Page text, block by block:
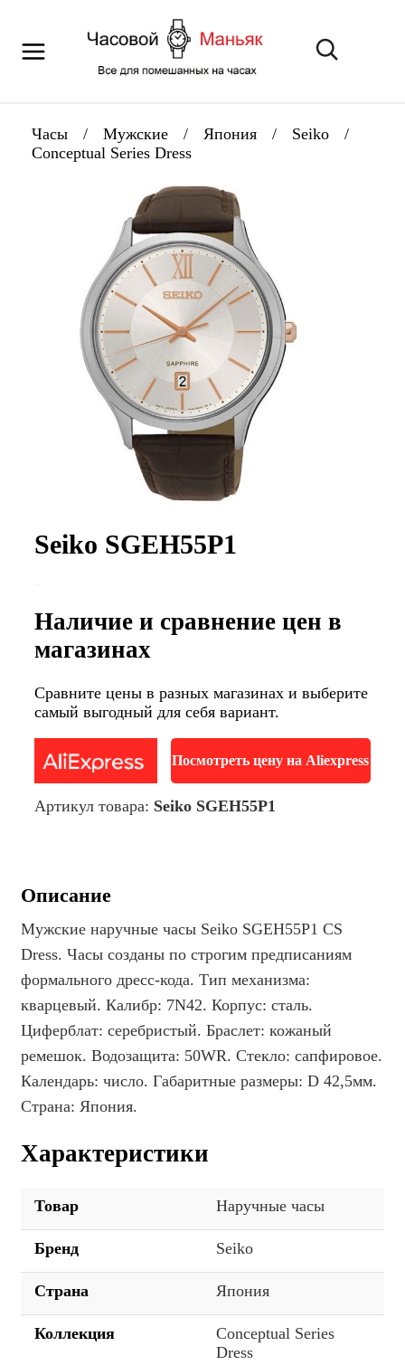
Часы / Мужские / Япония / Seiko
/
Conceptual Series Dress
Seiko SGEH55P1
Наличие и сравнение цен в
магазинах
Сравните цены в разных магазинах и выберите
самый выгодный для себя вариант.
Посмотреть цену на Aliexpress
Артикул товара: Seiko SGEH55P1
Описание
Мужские наручные часы Seiko SGEH55P1 CS
Dress. Часы созданы по строгим предписаниям
формального дресс-кода. Тип механизма:
кварцевый. Калибр: 7N42. Корпус: сталь.
Циферблат: серебристый. Браслет: кожаный
ремешок. Водозащита: 50WR. Стекло: сапфировое.
Календарь: число. Габаритные размеры: D 42,5мм.
Страна: Япония.
Характеристики
Товар Наручные часы
Бренд Seiko
Страна Япония
Коллекция
Conceptual Series
Dress